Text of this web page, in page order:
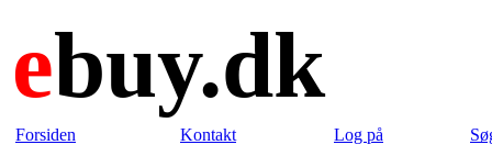
ebuy.dk
Forsiden Kontakt Log på